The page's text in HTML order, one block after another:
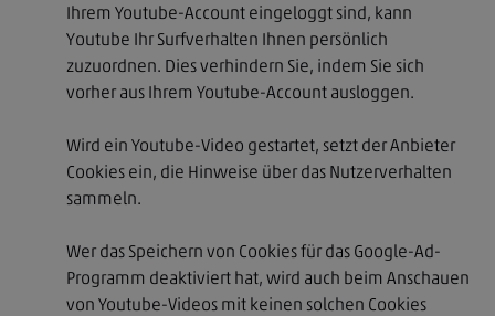
Ihrem Youtube-Account eingeloggt sind, kann
Youtube Ihr Surfverhalten Ihnen persönlich
zuzuordnen. Dies verhindern Sie, indem Sie sich
vorher aus Ihrem Youtube-Account ausloggen.
Wird ein Youtube-Video gestartet, setzt der Anbieter
Cookies ein, die Hinweise über das Nutzerverhalten
sammeln.
Wer das Speichern von Cookies für das Google-Ad-
Programm deaktiviert hat, wird auch beim Anschauen
von Youtube-Videos mit keinen solchen Cookies